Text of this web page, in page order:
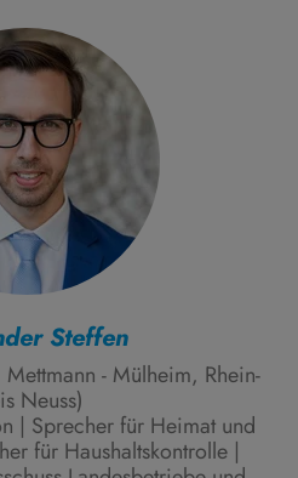
Steffen
- Mülheim, Rhein-
Neuss)
| Sprecher für Heimat und
für Haushaltskontrolle |